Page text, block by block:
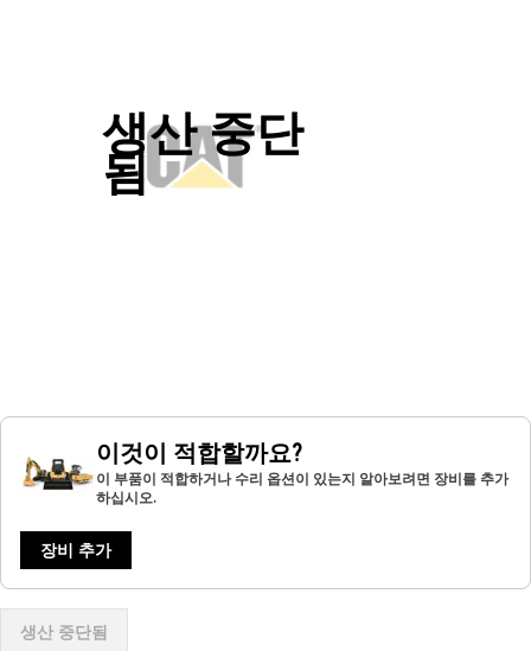
생산 중단
됨
이것이 적합할까요?
이 부품이 적합하거나 수리 옵션이 있는지 알아보려면 장비를 추가
하십시오.
장비 추가
생산 중단됨